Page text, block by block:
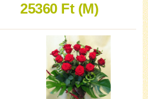
25360 Ft (M)